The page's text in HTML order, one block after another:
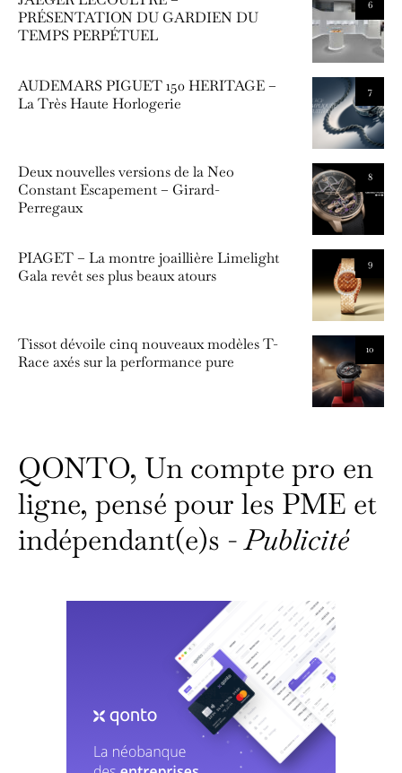
6
PRÉSENTATION DU GARDIEN DU
TEMPS PERPÉTUEL
7
AUDEMARS PIGUET 150 HERITAGE –
La Très Haute Horlogerie
8
Deux nouvelles versions de la Neo
Constant Escapement – Girard-
Perregaux
9
PIAGET – La montre joaillière Limelight
Gala revêt ses plus beaux atours
10
Tissot dévoile cinq nouveaux modèles T-
Race axés sur la performance pure
QONTO, Un compte pro en
ligne, pensé pour les PME et
indépendant(e)s -Publicité